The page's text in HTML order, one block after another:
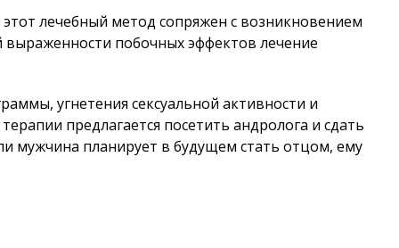
лечебный метод сопряжен с возникновением
побочных эффектов лечение
угнетения сексуальной активности и
предлагается посетить андролога и сдать
мужчина планирует в будущем стать отцом, ему